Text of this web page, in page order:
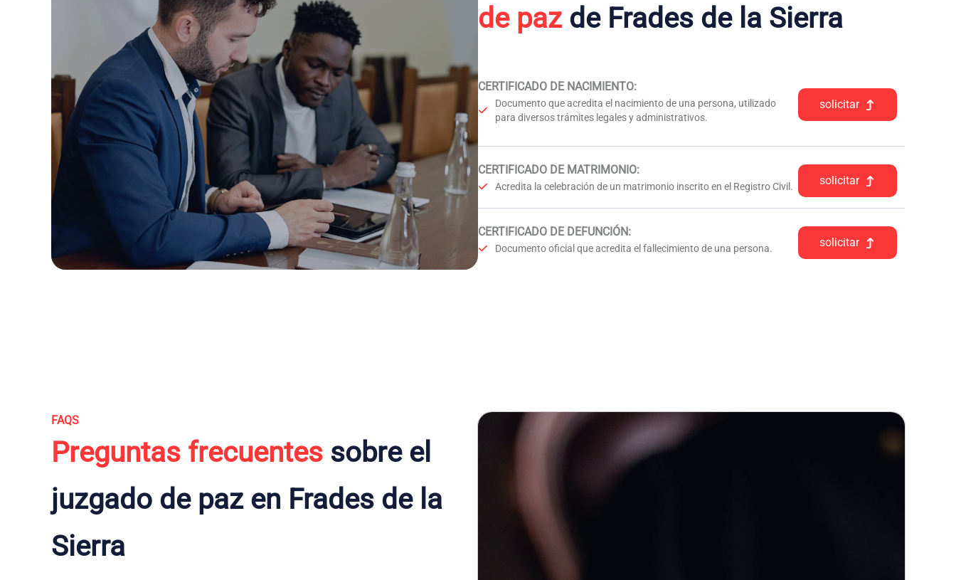
de pazde Frades de la Sierra
CERTIFICADO DE NACIMIENTO:
Documento que acredita el nacimiento de una persona, utilizado
para diversos trámites legales y administrativos.
solicitar
CERTIFICADO DE MATRIMONIO:
Acredita la celebración de un matrimonio inscrito en el Registro Civil. solicitar
CERTIFICADO DE DEFUNCIÓN:
Documento oficial que acredita el fallecimiento de una persona. solicitar
FAQS
Preguntas frecuentes sobre el
juzgado de paz en Frades de la
Sierra